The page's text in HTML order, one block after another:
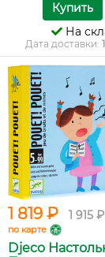
Купить
На
Дата доставки:
1 819 ₽ 1 915 ₽
по карте
Djeco